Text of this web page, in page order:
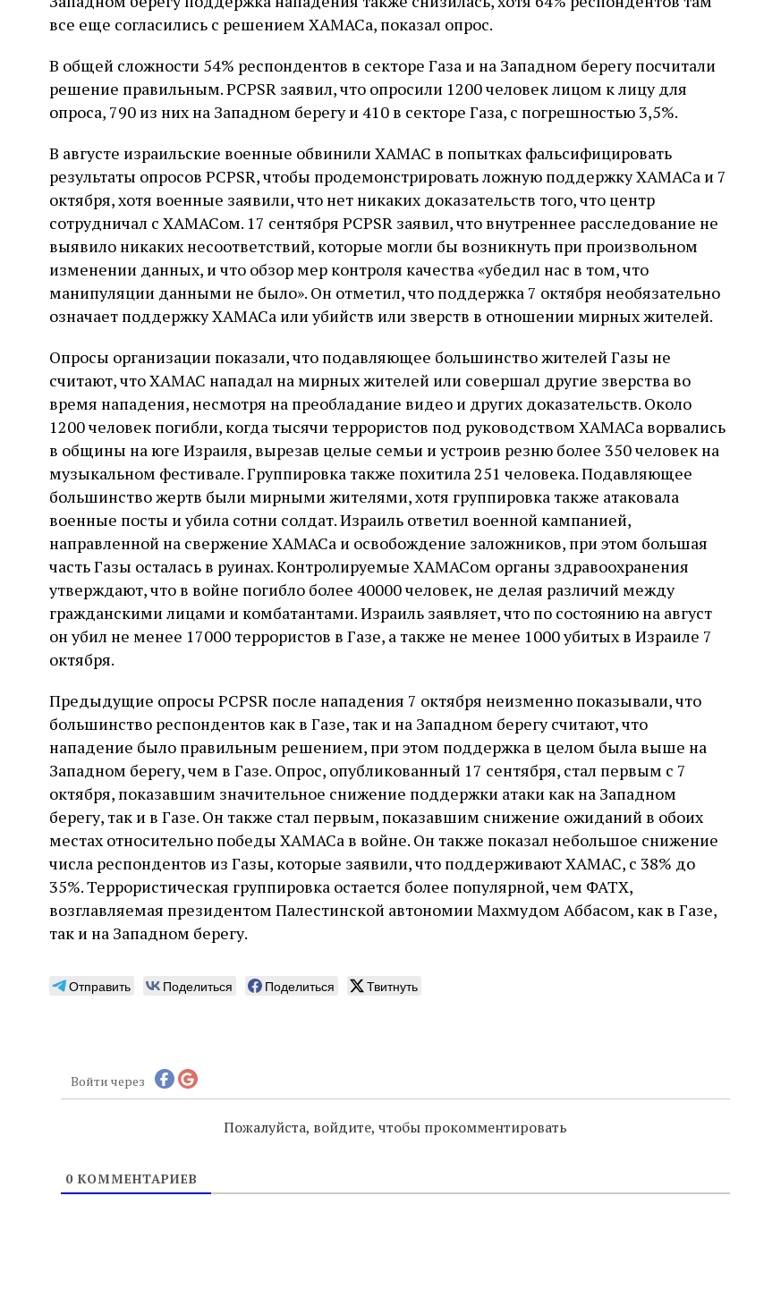
все еще согласились с решением ХАМАСа, показал опрос.
В общей сложности 54% респондентов в секторе Газа и на Западном берегу посчитали
решение правильным. PCPSR заявил, что опросили 1200 человек лицом к лицу для
опроса, 790 из них на Западном берегу и 410 в секторе Газа, с погрешностью 3,5%.
В августе израильские военные обвинили ХАМАС в попытках фальсифицировать
результаты опросов PCPSR, чтобы продемонстрировать ложную поддержку ХАМАСа и 7
октября, хотя военные заявили, что нет никаких доказательств того, что центр
сотрудничал с ХАМАСом. 17 сентября PCPSR заявил, что внутреннее расследование не
выявило никаких несоответствий, которые могли бы возникнуть при произвольном
изменении данных, и что обзор мер контроля качества «убедил нас в том, что
манипуляции данными не было». Он отметил, что поддержка 7 октября необязательно
означает поддержку ХАМАСа или убийств или зверств в отношении мирных жителей.
Опросы организации показали, что подавляющее большинство жителей Газы не
считают, что ХАМАС нападал на мирных жителей или совершал другие зверства во
время нападения, несмотря на преобладание видео и других доказательств. Около
1200 человек погибли, когда тысячи террористов под руководством ХАМАСа ворвались
в общины на юге Израиля, вырезав целые семьи и устроив резню более 350 человек на
музыкальном фестивале. Группировка также похитила 251 человека. Подавляющее
большинство жертв были мирными жителями, хотя группировка также атаковала
военные посты и убила сотни солдат. Израиль ответил военной кампанией,
направленной на свержение ХАМАСа и освобождение заложников, при этом большая
часть Газы осталась в руинах. Контролируемые ХАМАСом органы здравоохранения
утверждают, что в войне погибло более 40000 человек, не делая различий между
гражданскими лицами и комбатантами. Израиль заявляет, что по состоянию на август
он убил не менее 17000 террористов в Газе, а также не менее 1000 убитых в Израиле 7
октября.
Предыдущие опросы PCPSR после нападения 7 октября неизменно показывали, что
большинство респондентов как в Газе, так и на Западном берегу считают, что
нападение было правильным решением, при этом поддержка в целом была выше на
Западном берегу, чем в Газе. Опрос, опубликованный 17 сентября, стал первым с 7
октября, показавшим значительное снижение поддержки атаки как на Западном
берегу, так и в Газе. Он также стал первым, показавшим снижение ожиданий в обоих
местах относительно победы ХАМАСа в войне. Он также показал небольшое снижение
числа респондентов из Газы, которые заявили, что поддерживают ХАМАС, с 38% до
35%. Террористическая группировка остается более популярной, чем ФАТХ,
возглавляемая президентом Палестинской автономии Махмудом Аббасом, как в Газе,
так и на Западном берегу.
Отправить Поделиться Поделиться Твитнуть
Войти через
Пожалуйста, войдите, чтобы прокомментировать
0КОММЕНТАРИЕВ
слово в переводе Библии